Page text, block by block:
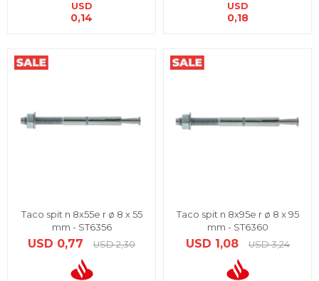
USD
0,14
USD
0,18
Taco spit n 8x55e r ø 8 x 55
mm - ST6356
USD 0,77 USD 2,30
Taco spit n 8x95e r ø 8 x 95
mm - ST6360
USD 1,08 USD 3,24